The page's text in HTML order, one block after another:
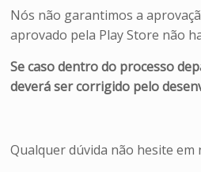
Nós não garantimos a
aprovado pela Play Store não
Se caso dentro do processo
deverá ser corrigido pelo
Qualquer dúvida não hesite